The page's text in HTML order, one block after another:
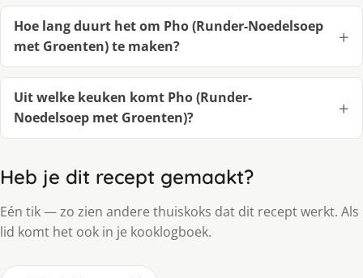
Hoe lang duurt het om Pho (Runder-Noedelsoep
met Groenten) te maken?
Uit welke keuken komt Pho (Runder-
Noedelsoep met Groenten)?
Heb je dit recept gemaakt?
Eén tik — zo zien andere thuiskoks dat dit recept werkt. Als
lid komt het ook in je kooklogboek.